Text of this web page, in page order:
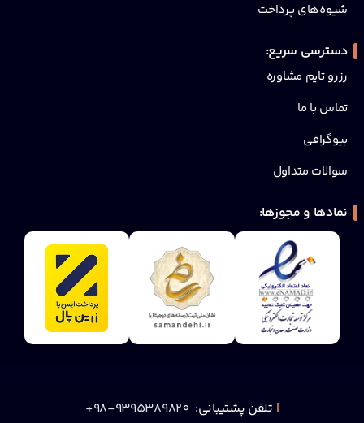
شیوه‌های پرداخت
دسترسی سریع:
رزرو تایم مشاوره
تماس با ما
بیوگرافی
سوالات متداول
نمادها و مجوزها:
| تلفن پشتیبانی: 9395389820-98+